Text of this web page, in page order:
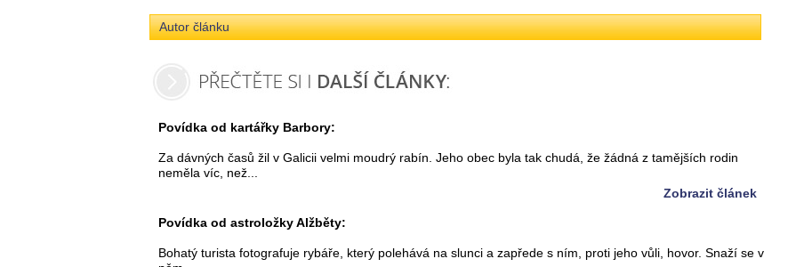
Autor článku
Povídka od kartářky Barbory:
Za dávných časů žil v Galicii velmi moudrý rabín. Jeho obec byla tak chudá, že žádná z tamějších rodin
neměla víc, než...
Zobrazit článek
Povídka od astroložky Alžběty:
Bohatý turista fotografuje rybáře, který polehává na slunci a zapřede s ním, proti jeho vůli, hovor. Snaží se v